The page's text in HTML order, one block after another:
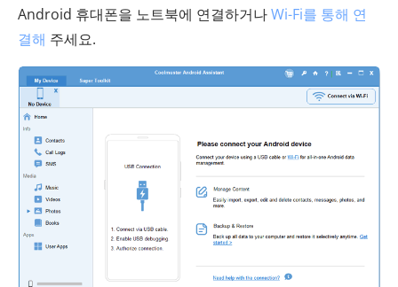
Android 휴대폰을 노트북에 연결하거나Wi-Fi를 통해 연
결해 주세요.